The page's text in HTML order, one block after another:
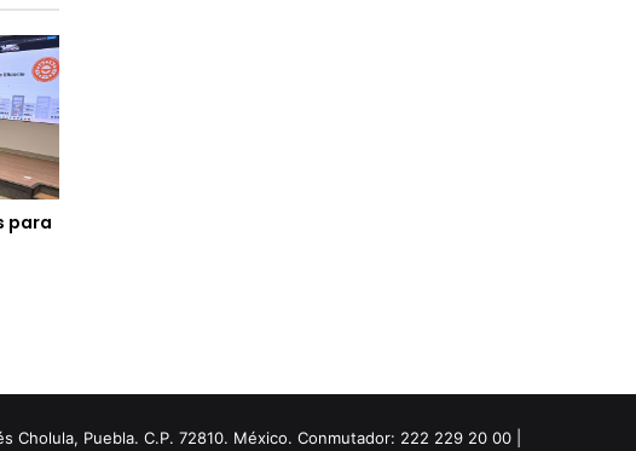
para
Puebla. C.P. 72810. México. Conmutador: 222 229 20 00 |